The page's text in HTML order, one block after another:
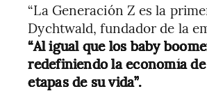
“La Generación Z es la
Dychtwald, fundador de la
“Al igual que los baby
redefiniendo la economía
etapas de su vida”.